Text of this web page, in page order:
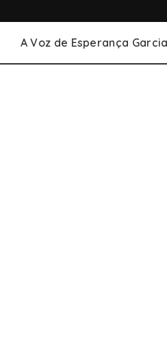
A Voz de Esperança Garcia